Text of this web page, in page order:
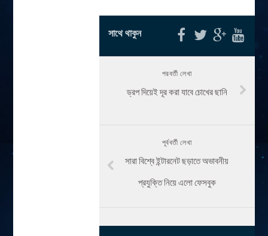
সাথে থাকুন
পরবর্তী লেখা
ড্রপ দিয়েই দূর করা যাবে চোখের ছানি
পূর্ববর্তী লেখা
সারা বিশ্বে ইন্টারনেট ছড়াতে অভাবনীয়
প্রযুক্তি নিয়ে এলো ফেসবুক